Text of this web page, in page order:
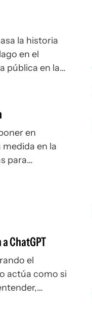
la historia
en el
pública en las
en
en la
para
complejos
ChatGPT
el
actúa como si